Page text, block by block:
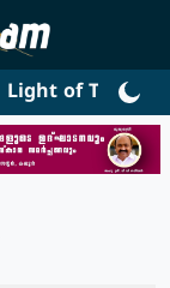
Light of Truth